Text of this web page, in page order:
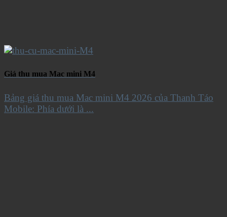
Giá thu mua Mac mini M4
Bảng giá thu mua Mac mini M4 2026 của Thanh Táo
Mobile: Phía dưới là ...